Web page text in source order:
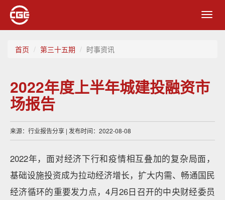
首页 第三十五期 时事资讯
2022年度上半年城建投融资市
场报告
来源：行业报告分享 | 发布时间：2022-08-08
2022年，面对经济下行和疫情相互叠加的复杂局面，
基础设施投资成为拉动经济增长，扩大内需、畅通国民
经济循环的重要发力点，4月26日召开的中央财经委员